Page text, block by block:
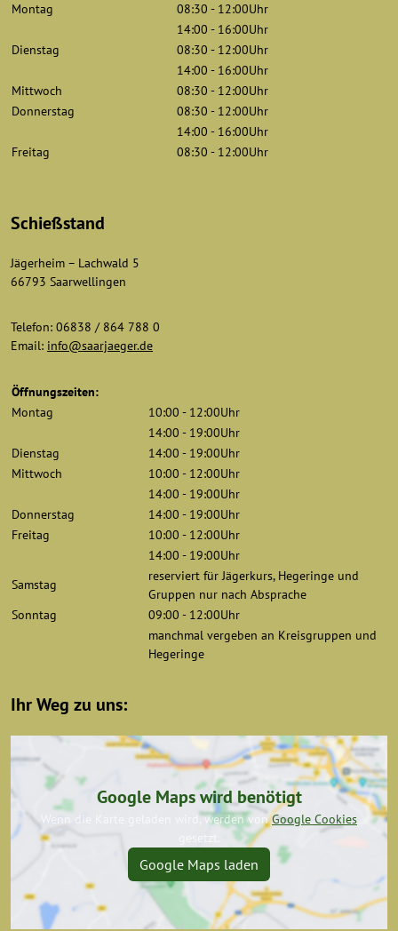
Montag
08:30 - 12:00Uhr
14:00 - 16:00Uhr
Dienstag
08:30 - 12:00Uhr
14:00 - 16:00Uhr
Mittwoch
08:30 - 12:00Uhr
Donnerstag
08:30 - 12:00Uhr
14:00 - 16:00Uhr
Freitag
08:30 - 12:00Uhr
Schießstand
Jägerheim – Lachwald 5
66793 Saarwellingen
Telefon: 06838 / 864 788 0
Email: info@saarjaeger.de
Öffnungszeiten:
Montag
10:00 - 12:00Uhr
14:00 - 19:00Uhr
Dienstag
14:00 - 19:00Uhr
Mittwoch
10:00 - 12:00Uhr
14:00 - 19:00Uhr
Donnerstag
14:00 - 19:00Uhr
Freitag
10:00 - 12:00Uhr
14:00 - 19:00Uhr
Samstag
reserviert für Jägerkurs, Hegeringe und
Gruppen nur nach Absprache
Sonntag
09:00 - 12:00Uhr
manchmal vergeben an Kreisgruppen und
Hegeringe
Ihr Weg zu uns:
Google Maps wird benötigt
Wenn die Karte geladen wird, werden vonGoogle Cookies
gesetzt.
Google Maps laden